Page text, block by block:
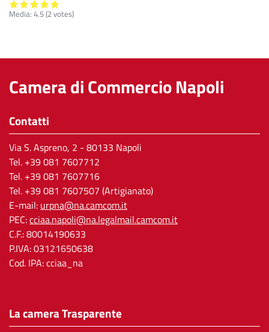
Media: 4.5(2votes)
Camera di Commercio Napoli
Contatti
Via S. Aspreno, 2 - 80133 Napoli
Tel. +39 081 7607712
Tel. +39 081 7607716
Tel. +39 081 7607507 (Artigianato)
E-mail: urpna@na.camcom.it
PEC:cciaa.napoli@na.legalmail.camcom.it
C.F.: 80014190633
P.IVA: 03121650638
Cod. IPA: cciaa_na
La camera Trasparente